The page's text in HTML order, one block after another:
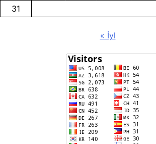
31
« İyl